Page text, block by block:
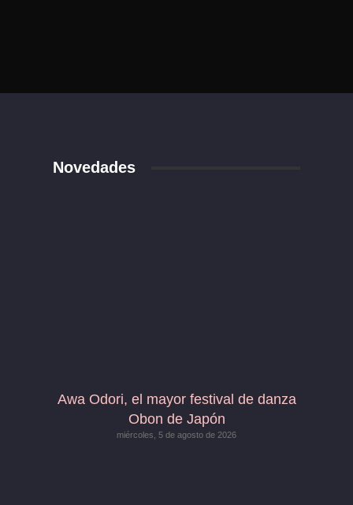
Novedades
Awa Odori, el mayor festival de danza
Obon de Japón
miércoles, 5 de agosto de 2026